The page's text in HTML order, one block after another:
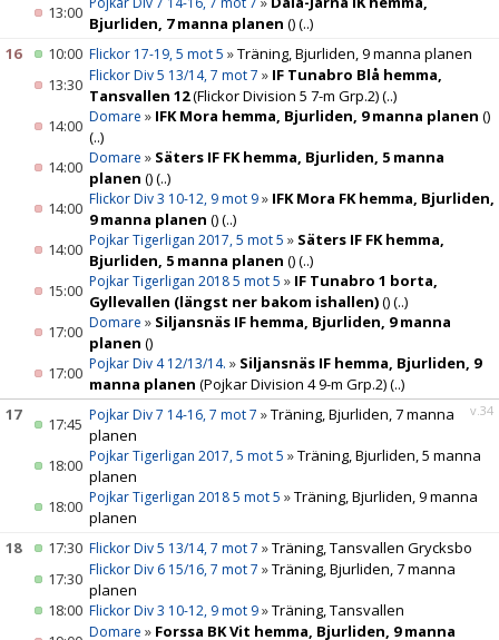
13:00
Bjurliden, 7 manna planen ()(..)
16
10:00 Flickor 17-19, 5 mot 5 »Träning, Bjurliden, 9 manna planen
13:30 Flickor Div 5 13/14, 7 mot 7 » IF Tunabro Blå hemma,
Tansvallen 12(Flickor Division 5 7-m Grp.2)(..)
14:00 Domare » IFK Mora hemma, Bjurliden, 9 manna planen ()
(..)
14:00 Domare » Säters IF FK hemma, Bjurliden, 5 manna
planen ()(..)
14:00 Flickor Div 3 10-12, 9 mot 9» IFK Mora FK hemma, Bjurliden,
9 manna planen ()(..)
14:00 Pojkar Tigerligan 2017, 5 mot 5 » Säters IF FK hemma,
Bjurliden, 5 manna planen ()(..)
15:00 Pojkar Tigerligan 2018 5 mot 5 » IF Tunabro 1 borta,
Gyllevallen (längst ner bakom ishallen)()(..)
17:00 Domare » Siljansnäs IF hemma, Bjurliden, 9 manna
planen ()
17:00 Pojkar Div 4 12/13/14. » Siljansnäs IF hemma, Bjurliden, 9
manna planen (Pojkar Division 4 9-m Grp.2)(..)
v.34
17 17:45 Pojkar Div 7 14-16, 7 mot 7 »Träning, Bjurliden, 7 manna
planen
18:00 Pojkar Tigerligan 2017, 5 mot 5 »Träning, Bjurliden, 5 manna
planen
18:00 Pojkar Tigerligan 2018 5 mot 5 »Träning, Bjurliden, 9 manna
planen
18
17:30 Flickor Div 5 13/14, 7 mot 7 »Träning, Tansvallen Grycksbo
17:30 Flickor Div 6 15/16, 7 mot 7 »Träning, Bjurliden, 7 manna
planen
18:00 Flickor Div 3 10-12, 9 mot 9»Träning, Tansvallen
Domare » Forssa BK Vit hemma, Bjurliden, 9 manna